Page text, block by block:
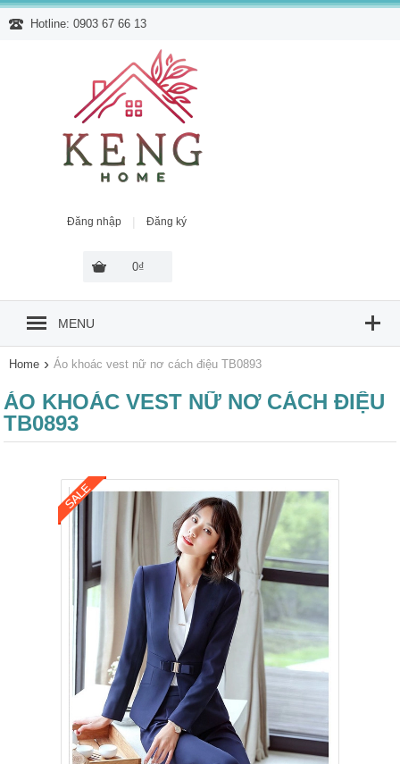
Hotline: 0903 67 66 13
0₫
Đăng nhập | Đăng ký
MENU
Home › Áo khoác vest nữ nơ cách điệu TB0893
ÁO KHOÁC VEST NỮ NƠ CÁCH ĐIỆU
TB0893